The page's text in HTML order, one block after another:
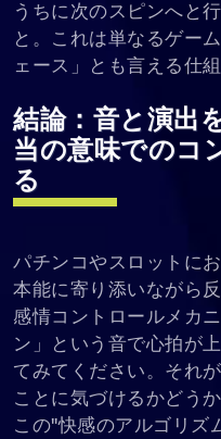
うちに次のスピンへと
と。これは単なるゲー
ェース」とも言える仕組
結論：音と演出
当の意味でのコ
る
パチンコやスロットに
本能に寄り添いながら
感情コントロールメカ
ン」という音で心拍が
てみてください。それ
ことに気づけるかどう
この"快感のアルゴリズ